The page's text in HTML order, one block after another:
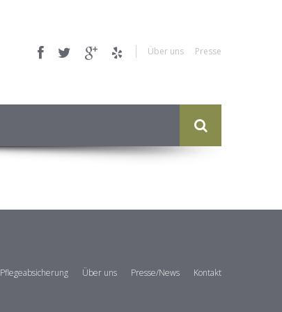
Über uns Presse
Pflegeabsicherung Über uns Presse/News Kontakt